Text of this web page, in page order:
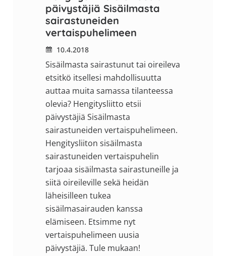
päivystäjiä Sisäilmasta
sairastuneiden
vertaispuhelimeen
10.4.2018
Sisäilmasta sairastunut tai oireileva
etsitkö itsellesi mahdollisuutta
auttaa muita samassa tilanteessa
olevia? Hengitysliitto etsii
päivystäjiä Sisäilmasta
sairastuneiden vertaispuhelimeen.
Hengitysliiton sisäilmasta
sairastuneiden vertaispuhelin
tarjoaa sisäilmasta sairastuneille ja
siitä oireileville sekä heidän
läheisilleen tukea
sisäilmasairauden kanssa
elämiseen. Etsimme nyt
vertaispuhelimeen uusia
päivystäjiä. Tule mukaan!